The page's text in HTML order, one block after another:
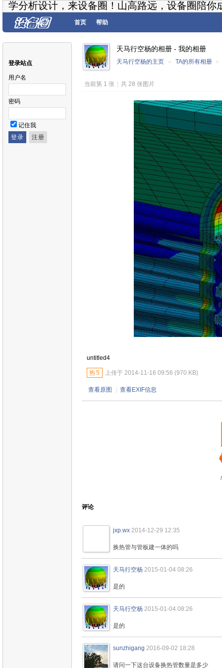
学分析设计，来设备圈！山高路远，设备圈陪你
首页 帮助
登录站点
用户名
密码
记住我
天马行空杨的相册 - 我的相册
天马行空杨的主页 » TA的所有相册 »
当前第 1 张 共 28 张图片
untitled4
热5 上传于 2014-11-16 09:56 (970 KB)
查看原图 | 查看EXIF信息
评论
jxp.wx 2014-12-29 12:35
换热管与管板建一体的吗
天马行空杨 2015-01-04 08:26
是的
天马行空杨 2015-01-04 08:26
是的
sunzhigang 2016-09-02 18:28
请问一下这台设备换热管数量是多少